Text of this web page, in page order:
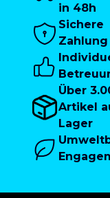
in 48h
Sichere
Zahlung
Über
Artikel
Lager